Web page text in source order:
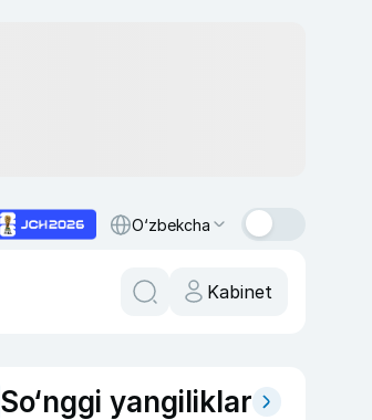
O‘zbekcha
Kabinet
So‘nggi yangiliklar